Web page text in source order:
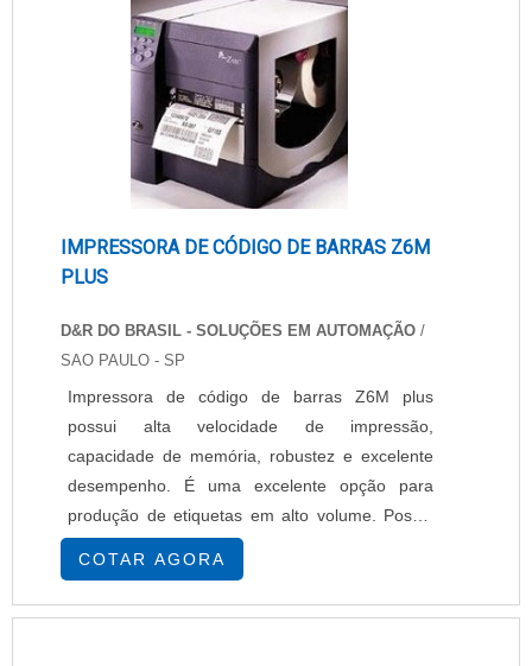
comandos (EPL-2) para geração ....
IMPRESSORA DE CÓDIGO DE BARRAS Z6M
PLUS
D&R DO BRASIL - SOLUÇÕES EM AUTOMAÇÃO /
SAO PAULO - SP
Impressora de código de barras Z6M plus
possui alta velocidade de impressão,
capacidade de memória, robustez e excelente
desempenho. É uma excelente opção para
produção de etiquetas em alto volume. Possui
gabinete metálico que assegura excepcional
resistência exigida no campo industrial ou em
ambientes hostis. Impressora de código de
COTAR AGORA